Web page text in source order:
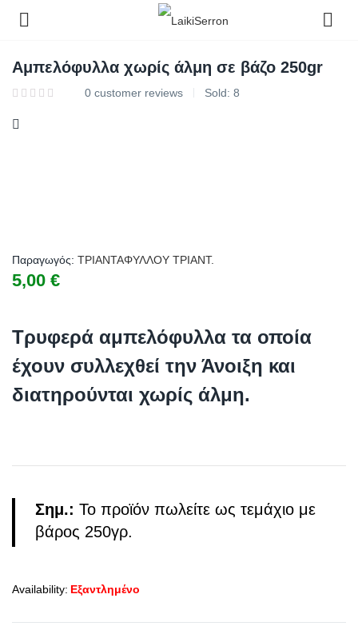
Αμπελόφυλλα χωρίς άλμη σε βάζο 250gr
0 customer reviews Sold: 8
Παραγωγός: ΤΡΙΑΝΤΑΦΥΛΛΟΥ ΤΡΙΑΝΤ.
5,00 €
Τρυφερά αμπελόφυλλα τα οποία
έχουν συλλεχθεί την Άνοιξη και
διατηρούνται χωρίς άλμη.
Σημ.: Το προϊόν πωλείτε ως τεμάχιο με
βάρος 250γρ.
Availability: Εξαντλημένο